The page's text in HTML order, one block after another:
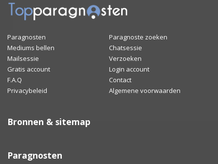
Paragnosten
Paragnoste zoeken
Mediums bellen
Chatsessie
Mailsessie
Verzoeken
Gratis account
Login account
F.A.Q
Contact
Privacybeleid
Algemene voorwaarden
Bronnen & sitemap
Paragnosten